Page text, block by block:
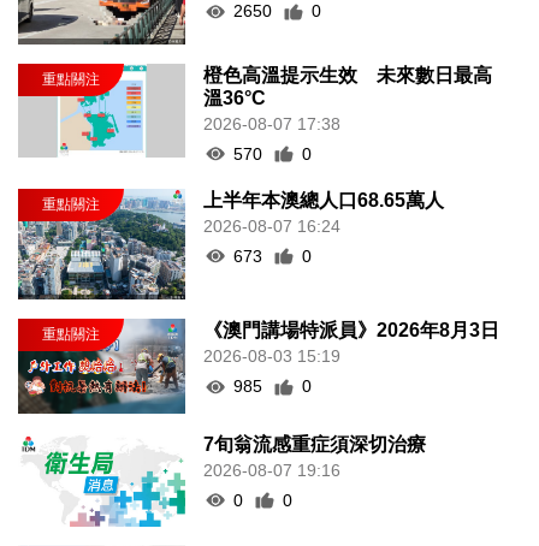
2650
0
橙色高溫提示生效 未來數日最高
溫36°C
2026-08-07 17:38
570
0
上半年本澳總人口68.65萬人
2026-08-07 16:24
673
0
《澳門講場特派員》2026年8月3日
2026-08-03 15:19
985
0
7旬翁流感重症須深切治療
2026-08-07 19:16
0
0